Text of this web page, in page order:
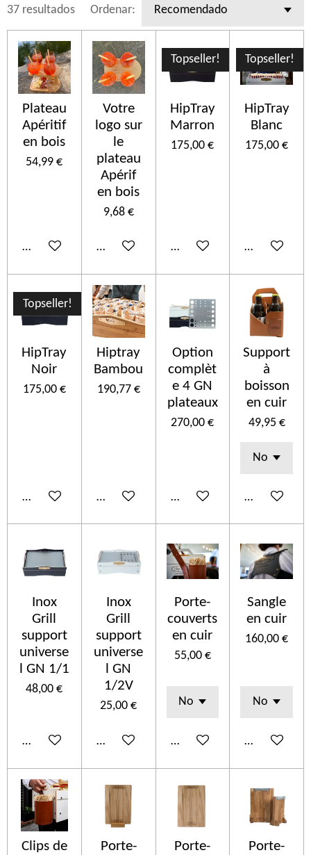
37 resultados Ordenar:
Plateau
Apéritif
en bois
54,99 €
Añadir al carrito
Votre
logo sur
le
plateau
Apérif
en bois
9,68 €
Añadir al carrito
Topseller!
HipTray
Marron
175,00 €
Añadir al carrito
Topseller!
HipTray
Blanc
175,00 €
Añadir al
Topseller!
HipTray
Noir
175,00 €
Añadir al carrito
Hiptray
Bambou
190,77 €
Añadir al carrito
Option
complèt
e 4 GN
plateaux
270,00 €
Añadir al carrito
Support
à
boisson
en cuir
49,95 €
Añadir al
Inox
Grill
support
universe
l GN 1/1
48,00 €
Añadir al carrito
Inox
Grill
support
universe
l GN
1/2V
25,00 €
Añadir al carrito
Porte-
couverts
en cuir
55,00 €
Ver detalles
Sangle
en cuir
160,00 €
Añadir al
Clips de
Porte-
Porte-
Porte-